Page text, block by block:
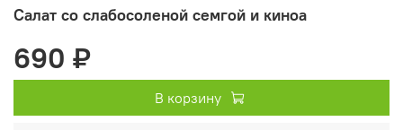
Салат со слабосоленой семгой и киноа
690 ₽
В корзину